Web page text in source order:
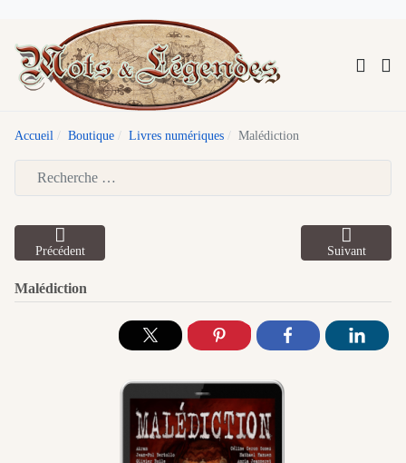
Accueil Boutique Livres numériques Malédiction
Précédent Suivant
Malédiction